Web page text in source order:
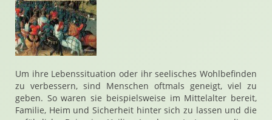
Um ihre Lebenssituation oder ihr seelisches Wohlbefinden
zu verbessern, sind Menschen oftmals geneigt, viel zu
geben. So waren sie beispielsweise im Mittelalter bereit,
Familie, Heim und Sicherheit hinter sich zu lassen und die